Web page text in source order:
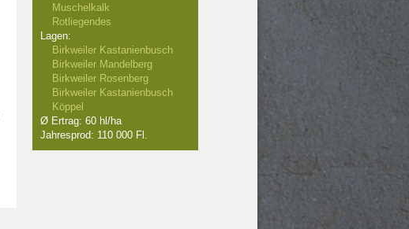
Muschelkalk
Rotliegendes
Lagen:
Birkweiler Kastanienbusch
Birkweiler Mandelberg
Birkweiler Rosenberg
Birkweiler Kastanienbusch
Köppel
Ø Ertrag: 60 hl/ha
Jahresprod: 110 000 Fl.